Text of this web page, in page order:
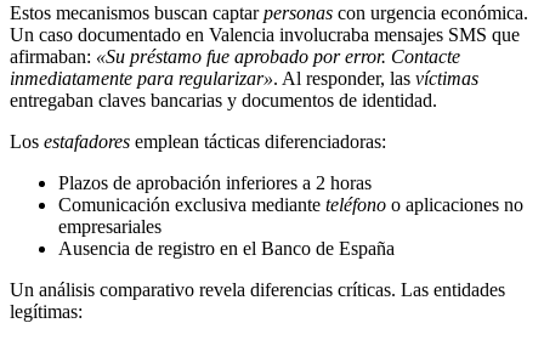
Estos mecanismos buscan captarpersonas con urgencia económica.
Un caso documentado en Valencia involucraba mensajes SMS que
afirmaban: «Su préstamo fue aprobado por error. Contacte
inmediatamente para regularizar». Al responder, las víctimas
entregaban claves bancarias y documentos de identidad.
Los estafadores emplean tácticas diferenciadoras:
Plazos de aprobación inferiores a 2 horas
Comunicación exclusiva mediante teléfono o aplicaciones no
empresariales
Ausencia de registro en el Banco de España
Un análisis comparativo revela diferencias críticas. Las entidades
legítimas: